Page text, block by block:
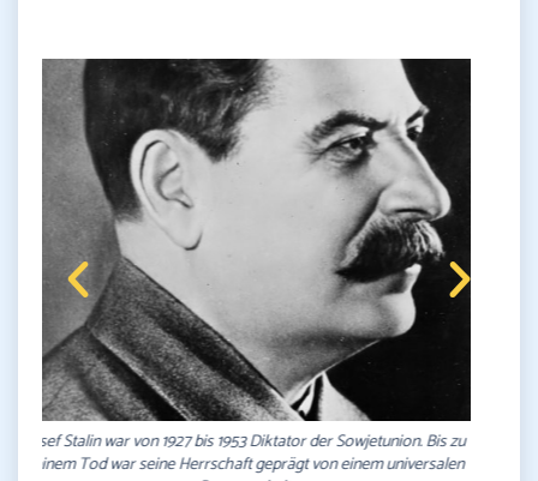
Nikita Chruschtschow leitete nach seiner Rede auf dem Parteitag
der KPdSU (1956) die "Entstalinisierung" ein